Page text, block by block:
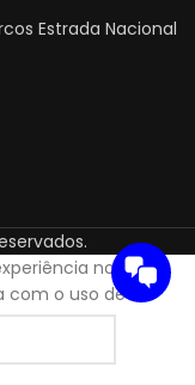
Estrada Nacional
no nosso
com o uso de